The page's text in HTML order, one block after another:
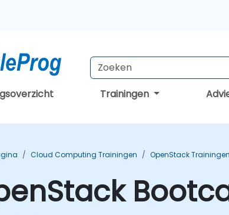
Trainingen
Cloud Computing Trainingen OpenStack Trainingen